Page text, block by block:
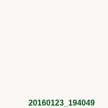
20160123_194049